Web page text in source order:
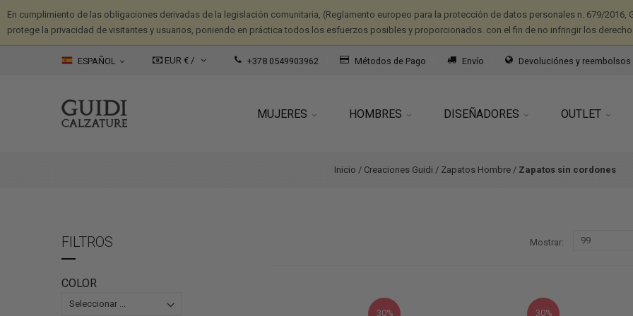
En cumplimiento de las obligaciones derivadas de la legislación comunitaria, (Reglamento europeo para la protección de datos personales n. 679/2016,
protege la privacidad de visitantes y usuarios, poniendo en práctica todos los esfuerzos posibles y proporcionados. con el fin de no infringir los
ESPAÑOL EUR € / +378 0549903962 Métodos de Pago Envío Devoluciónes y reembolsos
MUJERES HOMBRES DISEÑADORES OUTLET
Inicio / Creaciones Guidi / Zapatos Hombre / Zapatos sin cordones
FILTROS
COLOR
Mostrar
30% 30%